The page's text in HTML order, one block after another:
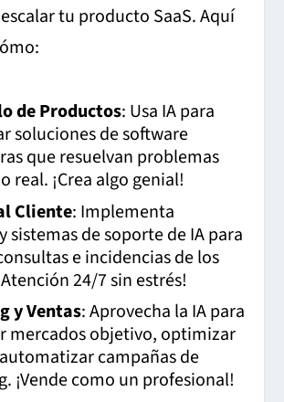
tu producto SaaS. Aquí
de Productos: Usa IA para
soluciones de software
que resuelvan problemas
real. ¡Crea algo genial!
Cliente: Implementa
sistemas de soporte de IA para
e incidencias de los
24/7 sin estrés!
y Ventas: Aprovecha la IA para
mercados objetivo, optimizar
campañas de
¡Vende como un profesional!